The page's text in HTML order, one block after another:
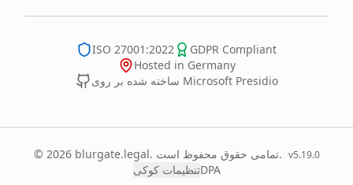
ISO 27001:2022
GDPR Compliant
Hosted in Germany
ساخته شده بر روی Microsoft Presidio
© 2026 blurgate.legal. تمامی حقوق محفوظ است. v5.19.0
تنظیمات کوکیDPA